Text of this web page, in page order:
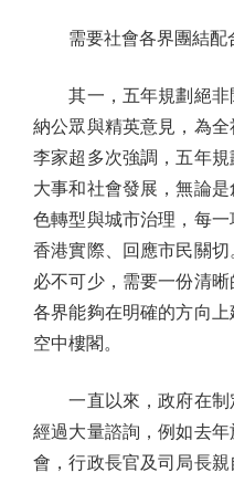
需要社會各界團結配
其一，五年規劃絕非
納公眾與精英意見，為全
李家超多次強調，五年
大事和社會發展，無論
色轉型與城市治理，每
香港實際、回應市民關
必不可少，需要一份清
各界能夠在明確的方向
空中樓閣。
一直以來，政府在制
經過大量諮詢，例如去
會，行政長官及司局長